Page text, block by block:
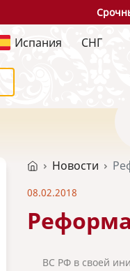
Испания СНГ
Новости
08.02.2018
ВС РФ в своей